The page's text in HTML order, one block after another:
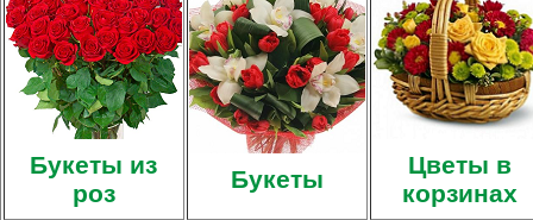
Букеты из
роз
Букеты
Цветы в
корзинах